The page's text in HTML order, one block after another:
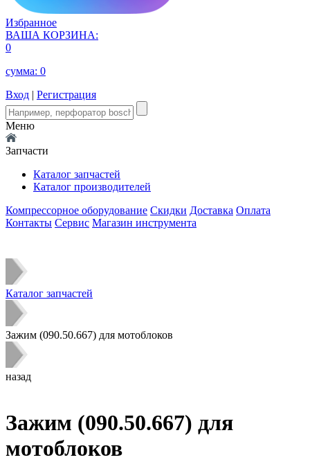
Избранное
ВАША КОРЗИНА:
0
сумма: 0
Вход | Регистрация
Меню
Запчасти
Каталог запчастей
Каталог производителей
Компрессорное оборудование Скидки Доставка Оплата
Контакты Сервис Магазин инструмента
Каталог запчастей
Зажим (090.50.667) для мотоблоков
назад
Зажим (090.50.667) для
мотоблоков